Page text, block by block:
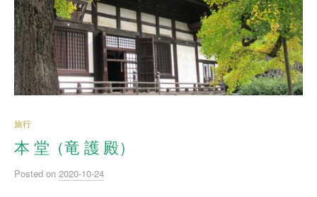
旅行
本 堂（竜 護 殿）
Posted on 2020-10-24